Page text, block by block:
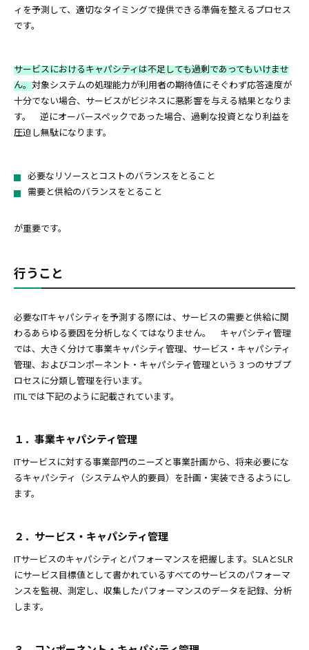
ィを予測して、適切なタイミングで提供できる準備を整えるプロセス
です。
サービスにおけるキャパシティは不足しても過剰であってもいけませ
ん。対象システムの処理能力が利用者の期待値にそぐわず応答速度が
十分でない場合、サービスがビジネスに悪影響を与える結果となりま
す。 逆にオーバースペックであった場合、過剰な投資となり利益を
圧迫し無駄になります。
必要なリソースとコストのバランスをとること
需要と供給のバランスをとること
が重要です。
行うこと
必要なITキャパシティを予測する際には、サービスの需要と供給に関
わるあらゆる要因を分析しなくてはなりません。 キャパシティ管理
では、大きく分けて事業キャパシティ管理、サービス・キャパシティ
管理、およびコンポーネント・キャパシティ管理という 3 つのサブプ
ロセスに分類し管理を行います。
ITILでは下記のように記載されています。
１．事業キャパシティ管理
ITサービスに対する事業部門のニーズと事業計画から、将来必要にな
るキャパシティ（システムや人的要員）を計画・実装できるようにし
ます。
２．サービス・キャパシティ管理
ITサービスのキャパシティとパフォーマンスを把握します。SLAとSLR
にサービス目標値として書かれているすべてのサービスのパフォーマ
ンスを監視、測定し、収集したパフォーマンスのデータを記録、分析
します。